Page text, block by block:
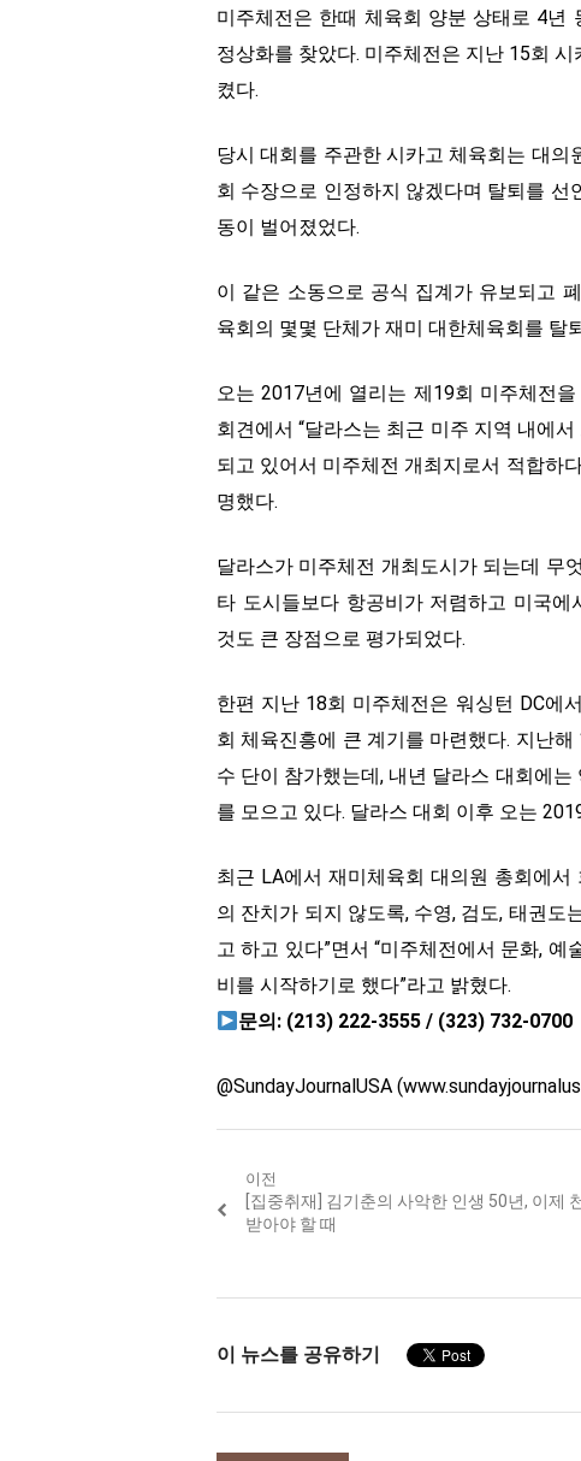
미주체전은 한때 체육회 양분 상태로 4년
정상화를 찾았다. 미주체전은 지난 15회
켰다.
당시 대회를 주관한 시카고 체육회는 대
회 수장으로 인정하지 않겠다며 탈퇴를
동이 벌어졌었다.
이 같은 소동으로 공식 집계가 유보되고
육회의 몇몇 단체가 재미 대한체육회를 탈
오는 2017년에 열리는 제19회 미주체전
회견에서 “달라스는 최근 미주 지역 내에
되고 있어서 미주체전 개최지로서 적합하
명했다.
달라스가 미주체전 개최도시가 되는데 무
타 도시들보다 항공비가 저렴하고 미국
것도 큰 장점으로 평가되었다.
한편 지난 18회 미주체전은 워싱턴 DC에
회 체육진흥에 큰 계기를 마련했다. 지난
수 단이 참가했는데, 내년 달라스 대회에
를 모으고 있다. 달라스 대회 이후 오는
최근 LA에서 재미체육회 대의원 총회에
의 잔치가 되지 않도록, 수영, 검도, 태권도
고 하고 있다”면서 “미주체전에서 문화,
비를 시작하기로 했다”라고 밝혔다.
문의: (213) 222-3555 / (323) 732-0700
@SundayJournalUSA
Post
navigation
이전
Previous
post:
[집중취재] 김기춘의 사악한 인생 50년, 이제
받아야 할 때
이 뉴스를 공유하기